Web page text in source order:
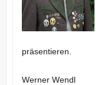
präsentieren.
Werner Wendl